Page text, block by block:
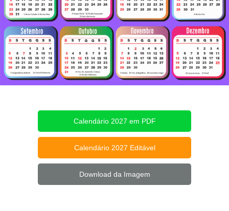
Calendário 2027 em PDF
Calendário 2027 Editável
Download da Imagem